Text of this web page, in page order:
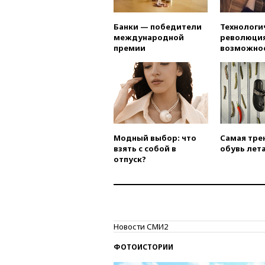
Банки — победители
международной
премии
Модный выбор: что
взять с собой в
отпуск?
Самая
обувь
Новости СМИ2
ФОТОИСТОРИИ